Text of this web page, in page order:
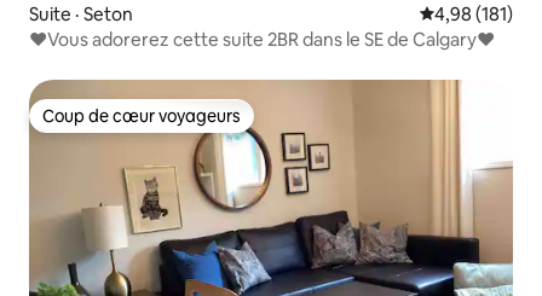
Suite · Seton Note
4,98 (181)
♥Vous adorerez cette suite 2BR dans le SE de Calgary♥
Coup de cœur voyageurs
Coup de cœur voyageurs